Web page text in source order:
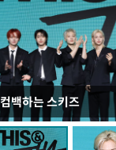
컴백하는 스키즈
오세훈 "용산어린이
어"